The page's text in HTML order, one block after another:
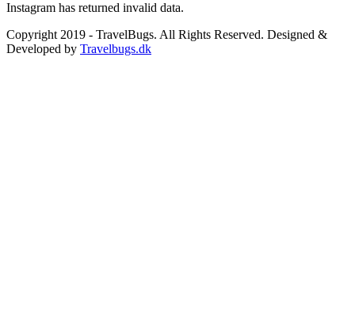
Instagram has returned invalid data.
Copyright 2019 - TravelBugs. All Rights Reserved. Designed &
Developed by Travelbugs.dk